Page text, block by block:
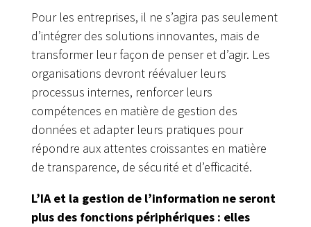
Pour les entreprises, il ne s’agira pas seulement
d’intégrer des solutions innovantes, mais de
transformer leur façon de penser et d’agir. Les
organisations devront réévaluer leurs
processus internes, renforcer leurs
compétences en matière de gestion des
données et adapter leurs pratiques pour
répondre aux attentes croissantes en matière
de transparence, de sécurité et d’efficacité.
L’IA et la gestion de l’information ne seront
plus des fonctions périphériques : elles